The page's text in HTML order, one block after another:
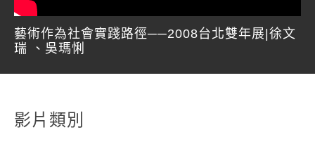
藝術作為社會實踐路徑──2008台北雙年展|徐文
瑞 、吳瑪悧
影片類別